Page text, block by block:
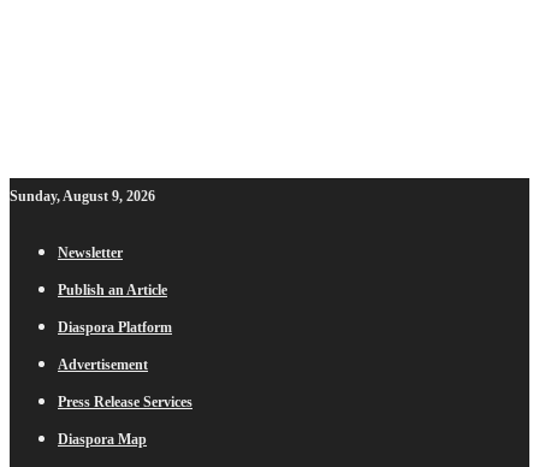
Sunday, August 9, 2026
Newsletter
Publish an Article
Diaspora Platform
Advertisement
Press Release Services
Diaspora Map